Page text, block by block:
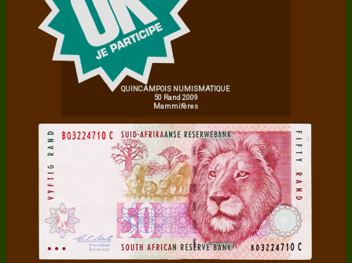
QUINCAMPOIS NUMISMATIQUE
50 Rand 2009
Mammifères